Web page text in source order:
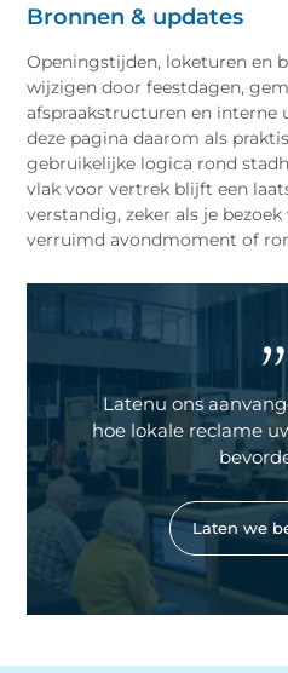
Bronnen & updates
Openingstijden, loketuren en
wijzigen door feestdagen,
afspraakstructuren en interne
deze pagina daarom als
gebruikelijke logica rond
vlak voor vertrek blijft een
verstandig, zeker als je
verruimd avondmoment of
Latenu ons
hoe lokale reclame
Laten we